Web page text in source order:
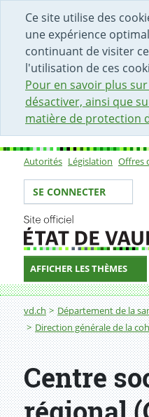
Ce site utilise des
une expérience
continuant de visiter
l'utilisation de ces
Pour en savoir plus
désactiver, ainsi que
matière de protection
DÉBUT DU CONTENU
ACCÈS AU CHAMP DE
PAGE D'ACCUEIL
FORMULAIRE DE
Sous-
Autorités Législation Offres
Votre identité
SE CONNECTER
AFFICHER LES THÈMES
Fil d'Ariane
vd.ch
Département de la
Direction générale de la
Centre social régional
Centre